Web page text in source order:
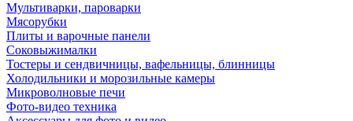
Мультиварки, пароварки
Мясорубки
Плиты и варочные панели
Соковыжималки
Тостеры и сендвичницы, вафельницы, блинницы
Холодильники и морозильные камеры
Микроволновые печи
Фото-видео техника